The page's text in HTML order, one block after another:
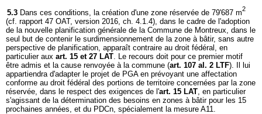
5.3 Dans ces conditions, la création d'une zone réservée de 79'687 m2
(cf. rapport 47 OAT, version 2016, ch. 4.1.4), dans le cadre de l'adoption
de la nouvelle planification générale de la Commune de Montreux, dans le
seul but de contenir le surdimensionnement de la zone à bâtir, sans autre
perspective de planification, apparaît contraire au droit fédéral, en
particulier aux art. 15 et 27 LAT. Le recours doit pour ce premier motif
être admis et la cause renvoyée à la commune (art. 107 al. 2 LTF). Il lui
appartiendra d'adapter le projet de PGA en prévoyant une affectation
conforme au droit fédéral des portions de territoire concernées par la zone
réservée, dans le respect des exigences de l'art. 15 LAT, en particulier
s'agissant de la détermination des besoins en zones à bâtir pour les 15
prochaines années, et du PDCn, spécialement la mesure A11.